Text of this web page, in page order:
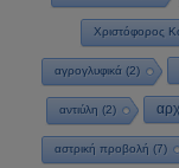
Χριστόφορος
αγρογλυφικά (2)
αντιύλη (2)
αστρική προβολή (7)